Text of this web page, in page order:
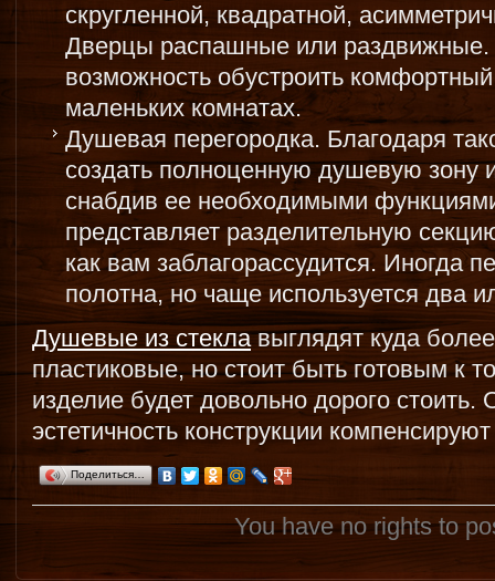
скругленной, квадратной,
Дверцы распашные или раздвижные.
возможность обустроить
маленьких комнатах.
Душевая перегородка. Благодаря
создать полноценную душевую зону
снабдив ее необходимыми
представляет разделительную
как вам заблагорассудится. Иногда
полотна, но чаще используется два
Душевые из стеклавыглядят куда
пластиковые, но стоит быть готовым к
изделие будет довольно дорого
эстетичность конструкции
Поделиться…
You have no rights to